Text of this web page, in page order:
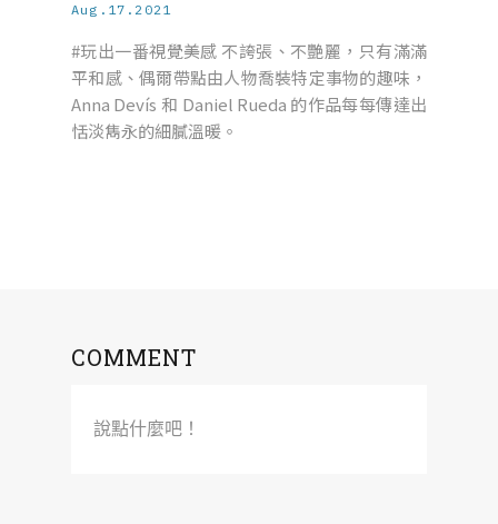
Aug.17.2021
#玩出一番視覺美感 不誇張、不艷麗，只有滿滿
平和感、偶爾帶點由人物喬裝特定事物的趣味，
Anna Devís 和 Daniel Rueda 的作品每每傳達出
恬淡雋永的細膩溫暖。
COMMENT
說點什麼吧！